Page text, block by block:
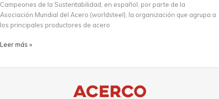
Campeones de la Sustentabilidad, en español, por parte de la
Asociación Mundial del Acero (worldsteel), la organización que agrupa a
los principales productores de acero
Leer más »